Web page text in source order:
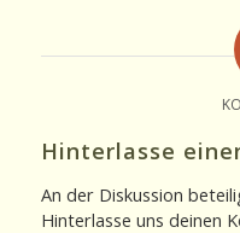
Hinterlasse
An der Diskussion
Hinterlasse uns deinen